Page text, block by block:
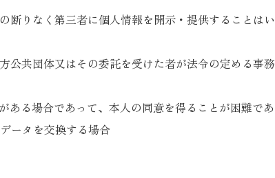
りなく第三者に個人情報を開示・提供することはい
公共団体又はその委託を受けた者が法令の定める事
ある場合であって、本人の同意を得ることが困難で
ータを交換する場合